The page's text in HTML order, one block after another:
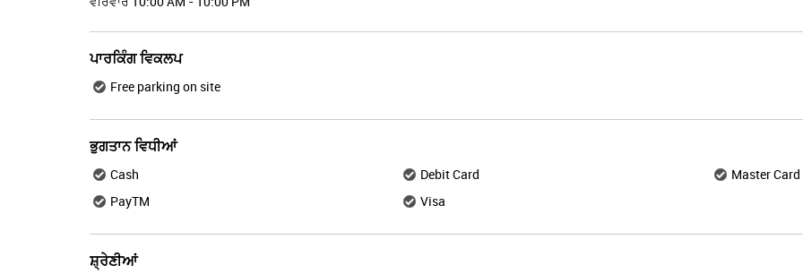
ਪਾਰਕਿੰਗ ਵਿਕਲਪ
Free parking on site
ਭੁਗਤਾਨ ਵਿਧੀਆਂ
Cash Debit Card
Master Card
PayTM
Visa
ਸ਼੍ਰੇਣੀਆਂ